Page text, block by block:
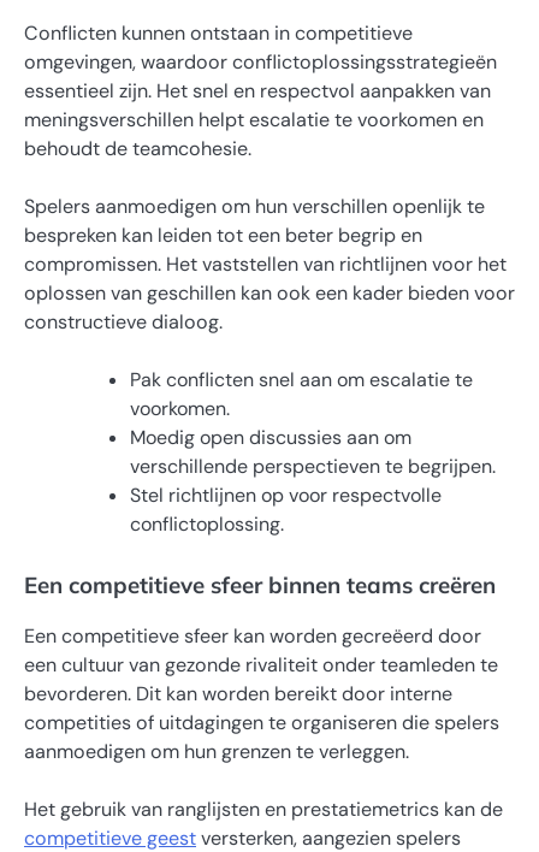
Conflicten kunnen ontstaan in competitieve
omgevingen, waardoor conflictoplossingsstrategieën
essentieel zijn. Het snel en respectvol aanpakken van
meningsverschillen helpt escalatie te voorkomen en
behoudt de teamcohesie.
Spelers aanmoedigen om hun verschillen openlijk te
bespreken kan leiden tot een beter begrip en
compromissen. Het vaststellen van richtlijnen voor het
oplossen van geschillen kan ook een kader bieden voor
constructieve dialoog.
Pak conflicten snel aan om escalatie te
voorkomen.
Moedig open discussies aan om
verschillende perspectieven te begrijpen.
Stel richtlijnen op voor respectvolle
conflictoplossing.
Een competitieve sfeer binnen teams creëren
Een competitieve sfeer kan worden gecreëerd door
een cultuur van gezonde rivaliteit onder teamleden te
bevorderen. Dit kan worden bereikt door interne
competities of uitdagingen te organiseren die spelers
aanmoedigen om hun grenzen te verleggen.
Het gebruik van ranglijsten en prestatiemetrics kan de
competitieve geestversterken, aangezien spelers